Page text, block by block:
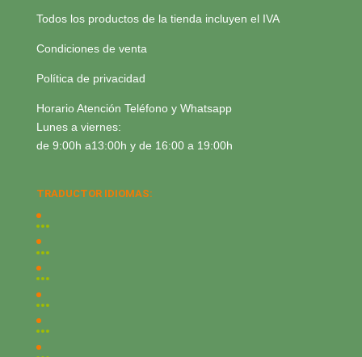
Todos los productos de la tienda incluyen el IVA
Condiciones de venta
Política de privacidad
Horario Atención Teléfono y Whatsapp
Lunes a viernes:
de 9:00h a13:00h y de 16:00 a 19:00h
TRADUCTOR IDIOMAS: